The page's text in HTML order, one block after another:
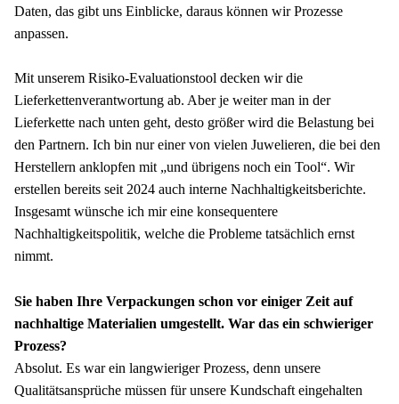
Daten, das gibt uns Einblicke, daraus können wir Prozesse
anpassen.
Mit unserem Risiko-Evaluationstool decken wir die
Lieferkettenverantwortung ab. Aber je weiter man in der
Lieferkette nach unten geht, desto größer wird die Belastung bei
den Partnern. Ich bin nur einer von vielen Juwelieren, die bei den
Herstellern anklopfen mit „und übrigens noch ein Tool“. Wir
erstellen bereits seit 2024 auch interne Nachhaltigkeitsberichte.
Insgesamt wünsche ich mir eine konsequentere
Nachhaltigkeitspolitik, welche die Probleme tatsächlich ernst
nimmt.
Sie haben Ihre Verpackungen schon vor einiger Zeit auf
nachhaltige Materialien umgestellt. War das ein schwieriger
Prozess?
Absolut. Es war ein langwieriger Prozess, denn unsere
Qualitätsansprüche müssen für unsere Kundschaft eingehalten